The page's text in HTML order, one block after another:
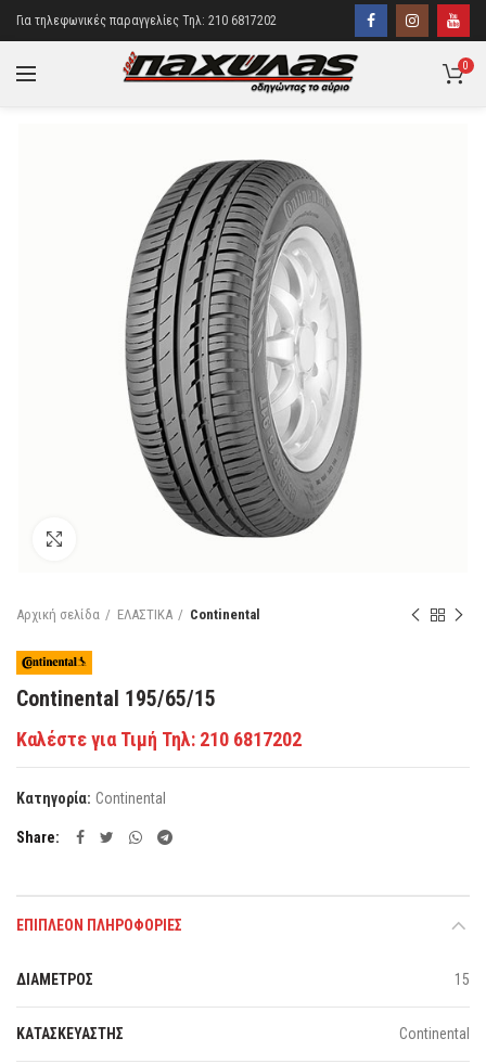
Για τηλεφωνικές παραγγελίες Τηλ: 210 6817202
0
Κάντε κλικ για μεγέθυνση
Αρχική σελίδα ΕΛΑΣΤΙΚΑ Continental
Continental 195/65/15
Καλέστε για Τιμή Τηλ: 210 6817202
Κατηγορία: Continental
Share
ΕΠΙΠΛΈΟΝ ΠΛΗΡΟΦΟΡΊΕΣ
ΔΙΑΜΕΤΡΟΣ 15
ΚΑΤΑΣΚΕΥΑΣΤΗΣ Continental